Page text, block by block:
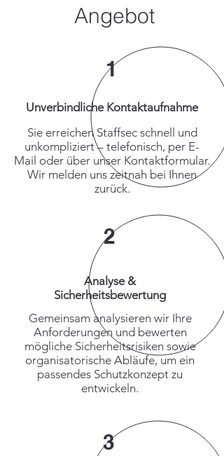
Angebot
1
Unverbindliche Kontaktaufnahme
Sie erreichen Staffsec schnell und
unkompliziert – telefonisch, per E-
Mail oder über unser Kontaktformular.
Wir melden uns zeitnah bei Ihnen
zurück.
2
Analyse &
Sicherheitsbewertung
Gemeinsam analysieren wir Ihre
Anforderungen und bewerten
mögliche Sicherheitsrisiken sowie
organisatorische Abläufe, um ein
passendes Schutzkonzept zu
entwickeln.
3